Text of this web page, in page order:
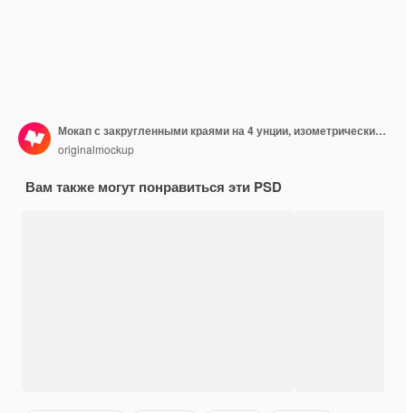
Мокап с закругленными краями на 4 унции, изометрический вид справа
originalmockup
Вам также могут понравиться эти PSD